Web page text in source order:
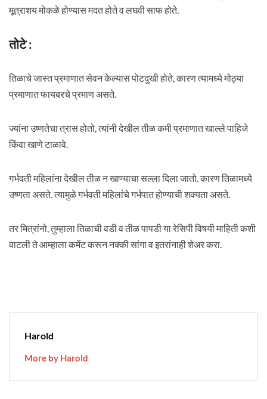
मूत्राशय मोकळे होण्यास मदत होते व लघवी साफ होते.
तोटे :
तिळाचे जास्त प्रमाणात सेवन केल्यास पोटदुखी होते, कारण त्यामध्ये मोठ्या
प्रमाणात फायबरचे प्रमाण असते.
ज्यांना उष्णतेचा त्रास होतो, त्यांनी देखील तीळ कमी प्रमाणात खाल्ले पाहिजे
किंवा खाणे टाळावे.
गर्भवती महिलांना देखील तीळ न खाण्याचा सल्ला दिला जातो. कारण तिळामध्ये
उष्णता असते. त्यामुळे गर्भवती महिलांचे गर्भपात होण्याची शक्यता असते.
तर मित्रांनो, तुम्हाला तिळाची वडी व तीळ पापडी या रेसिपी विषयी माहिती कशी
वाटली ते आम्हाला कमेंट करून नक्की सांगा व इतरांनाही शेअर करा.
Harold
More by Harold